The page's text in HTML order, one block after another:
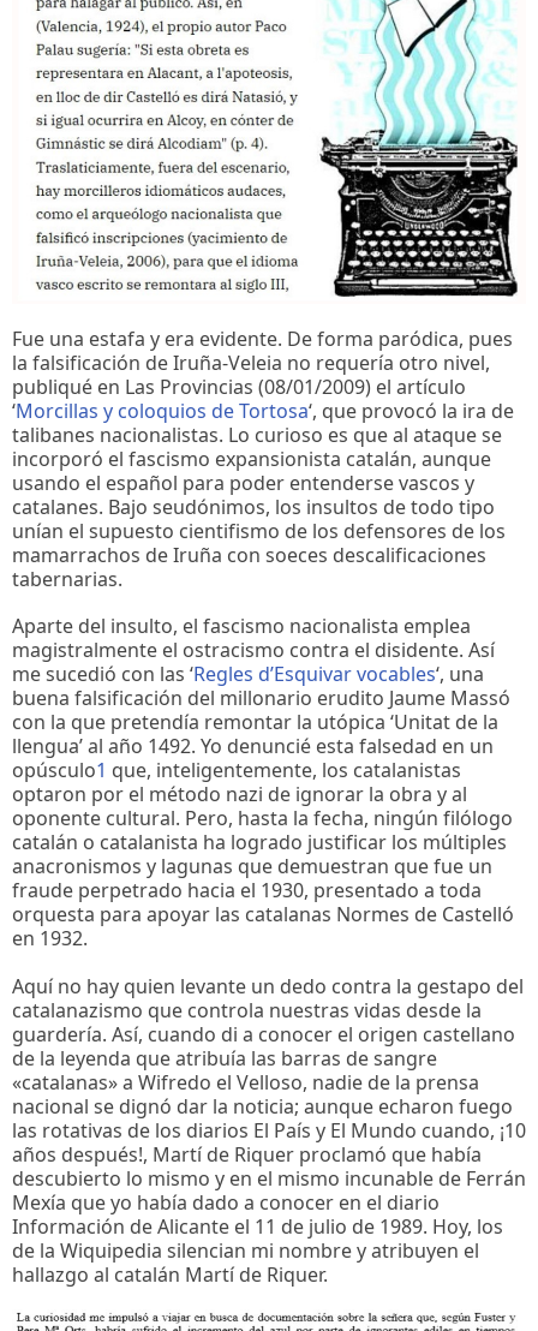
Fue una estafa y era evidente. De forma paródica, pues
la falsificación de Iruña-Veleia no requería otro nivel,
publiqué en Las Provincias (08/01/2009) el artículo
‘Morcillas y coloquios de Tortosa‘, que provocó la ira de
talibanes nacionalistas. Lo curioso es que al ataque se
incorporó el fascismo expansionista catalán, aunque
usando el español para poder entenderse vascos y
catalanes. Bajo seudónimos, los insultos de todo tipo
unían el supuesto cientifismo de los defensores de los
mamarrachos de Iruña con soeces descalificaciones
tabernarias.
Aparte del insulto, el fascismo nacionalista emplea
magistralmente el ostracismo contra el disidente. Así
me sucedió con las ‘Regles d’Esquivar vocables‘, una
buena falsificación del millonario erudito Jaume Massó
con la que pretendía remontar la utópica ‘Unitat de la
llengua’ al año 1492. Yo denuncié esta falsedad en un
opúsculo1 que, inteligentemente, los catalanistas
optaron por el método nazi de ignorar la obra y al
oponente cultural. Pero, hasta la fecha, ningún filólogo
catalán o catalanista ha logrado justificar los múltiples
anacronismos y lagunas que demuestran que fue un
fraude perpetrado hacia el 1930, presentado a toda
orquesta para apoyar las catalanas Normes de Castelló
en 1932.
Aquí no hay quien levante un dedo contra la gestapo del
catalanazismo que controla nuestras vidas desde la
guardería. Así, cuando di a conocer el origen castellano
de la leyenda que atribuía las barras de sangre
«catalanas» a Wifredo el Velloso, nadie de la prensa
nacional se dignó dar la noticia; aunque echaron fuego
las rotativas de los diarios El País y El Mundo cuando, ¡10
años después!, Martí de Riquer proclamó que había
descubierto lo mismo y en el mismo incunable de Ferrán
Mexía que yo había dado a conocer en el diario
Información de Alicante el 11 de julio de 1989. Hoy, los
de la Wiquipedia silencian mi nombre y atribuyen el
hallazgo al catalán Martí de Riquer.